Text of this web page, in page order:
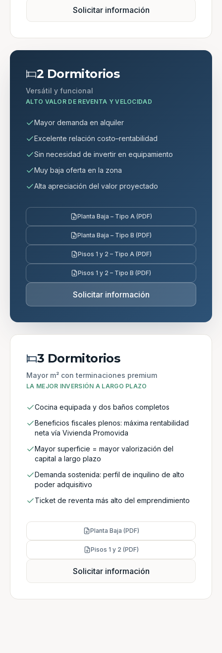
Solicitar información
2 Dormitorios
Versátil y funcional
ALTO VALOR DE REVENTA Y VELOCIDAD
Mayor demanda en alquiler
Excelente relación costo–rentabilidad
Sin necesidad de invertir en equipamiento
Muy baja oferta en la zona
Alta apreciación del valor proyectado
Planta Baja – Tipo A (PDF)
Planta Baja – Tipo B (PDF)
Pisos 1 y 2 – Tipo A (PDF)
Pisos 1 y 2 – Tipo B (PDF)
Solicitar información
3 Dormitorios
Mayor m² con terminaciones premium
LA MEJOR INVERSIÓN A LARGO PLAZO
Cocina equipada y dos baños completos
Beneficios fiscales plenos: máxima rentabilidad
neta vía Vivienda Promovida
Mayor superficie = mayor valorización del
capital a largo plazo
Demanda sostenida: perfil de inquilino de alto
poder adquisitivo
Ticket de reventa más alto del emprendimiento
Planta Baja (PDF)
Pisos 1 y 2 (PDF)
Solicitar información